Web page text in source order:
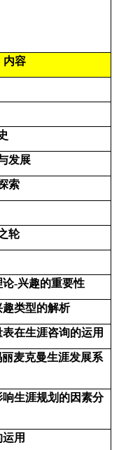
内容
发展
索
轮
-兴趣的重要性
类型的解析
在生涯咨询的运用
麦克曼生涯发展系
生涯规划的因素分
用